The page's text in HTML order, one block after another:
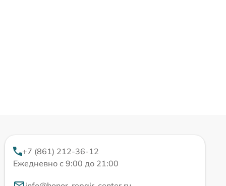
+7 (861) 212-36-12
Ежедневно с 9:00 до 21:00